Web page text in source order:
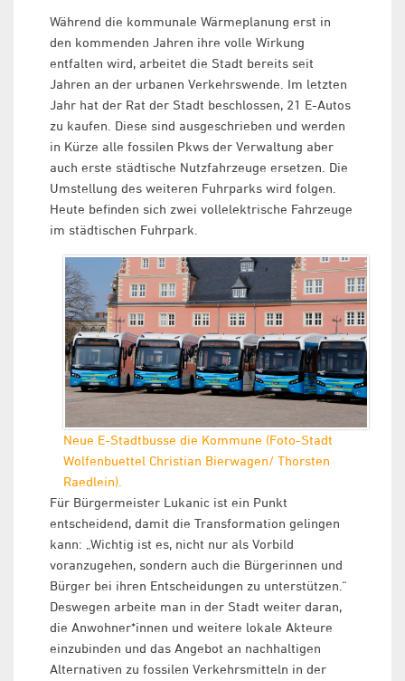
Während die kommunale Wärmeplanung erst in
den kommenden Jahren ihre volle Wirkung
entfalten wird, arbeitet die Stadt bereits seit
Jahren an der urbanen Verkehrswende. Im letzten
Jahr hat der Rat der Stadt beschlossen, 21 E-Autos
zu kaufen. Diese sind ausgeschrieben und werden
in Kürze alle fossilen Pkws der Verwaltung aber
auch erste städtische Nutzfahrzeuge ersetzen. Die
Umstellung des weiteren Fuhrparks wird folgen.
Heute befinden sich zwei vollelektrische Fahrzeuge
im städtischen Fuhrpark.
Neue E-Stadtbusse die Kommune (Foto-Stadt
Wolfenbuettel Christian Bierwagen/ Thorsten
Raedlein).
Für Bürgermeister Lukanic ist ein Punkt
entscheidend, damit die Transformation gelingen
kann: „Wichtig ist es, nicht nur als Vorbild
voranzugehen, sondern auch die Bürgerinnen und
Bürger bei ihren Entscheidungen zu unterstützen.“
Deswegen arbeite man in der Stadt weiter daran,
die Anwohner*innen und weitere lokale Akteure
einzubinden und das Angebot an nachhaltigen
Alternativen zu fossilen Verkehrsmitteln in der